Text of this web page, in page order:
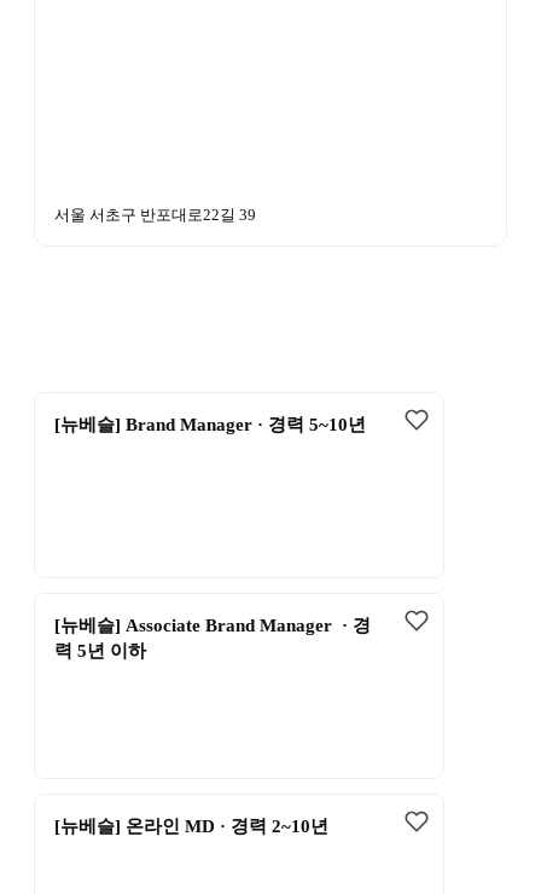
서울 서초구 반포대로22길 39
[뉴베슬] Brand Manager · 경력 5~10년
[뉴베슬] Associate Brand Manager  · 경
력 5년 이하
[뉴베슬] 온라인 MD · 경력 2~10년